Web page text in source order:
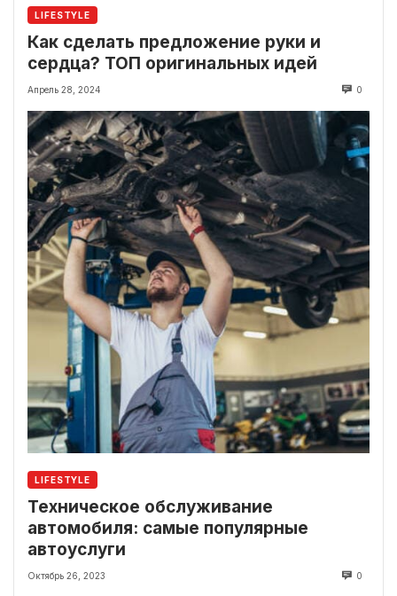
LIFESTYLE
Как сделать предложение руки и
сердца? ТОП оригинальных идей
Апрель 28, 2024 0
LIFESTYLE
Техническое обслуживание
автомобиля: самые популярные
автоуслуги
Октябрь 26, 2023 0